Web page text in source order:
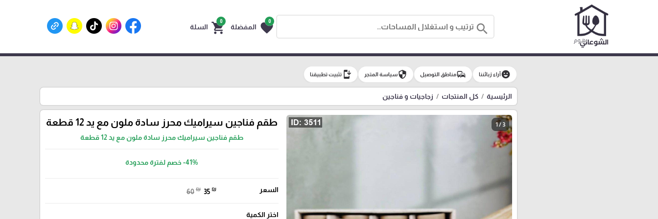
search
0
favorite المفضلة
0
shopping_cart السلة
emoji_emotionsآراء زبائننا commuteمناطق التوصيل securityسياسة المتجر install_mobileتثبيت تطبيقنا
الرئيسية كل المنتجات زجاجيات و فناجين
1 / 3 طقم فناجين سيراميك محرز سادة ملون مع يد 12 قطعة
طقم فناجين سيراميك محرز سادة ملون مع يد 12 قطعة
-41%خصم لفترة محدودة
السعر 60 ₪ 35 ₪
اختر الكمية